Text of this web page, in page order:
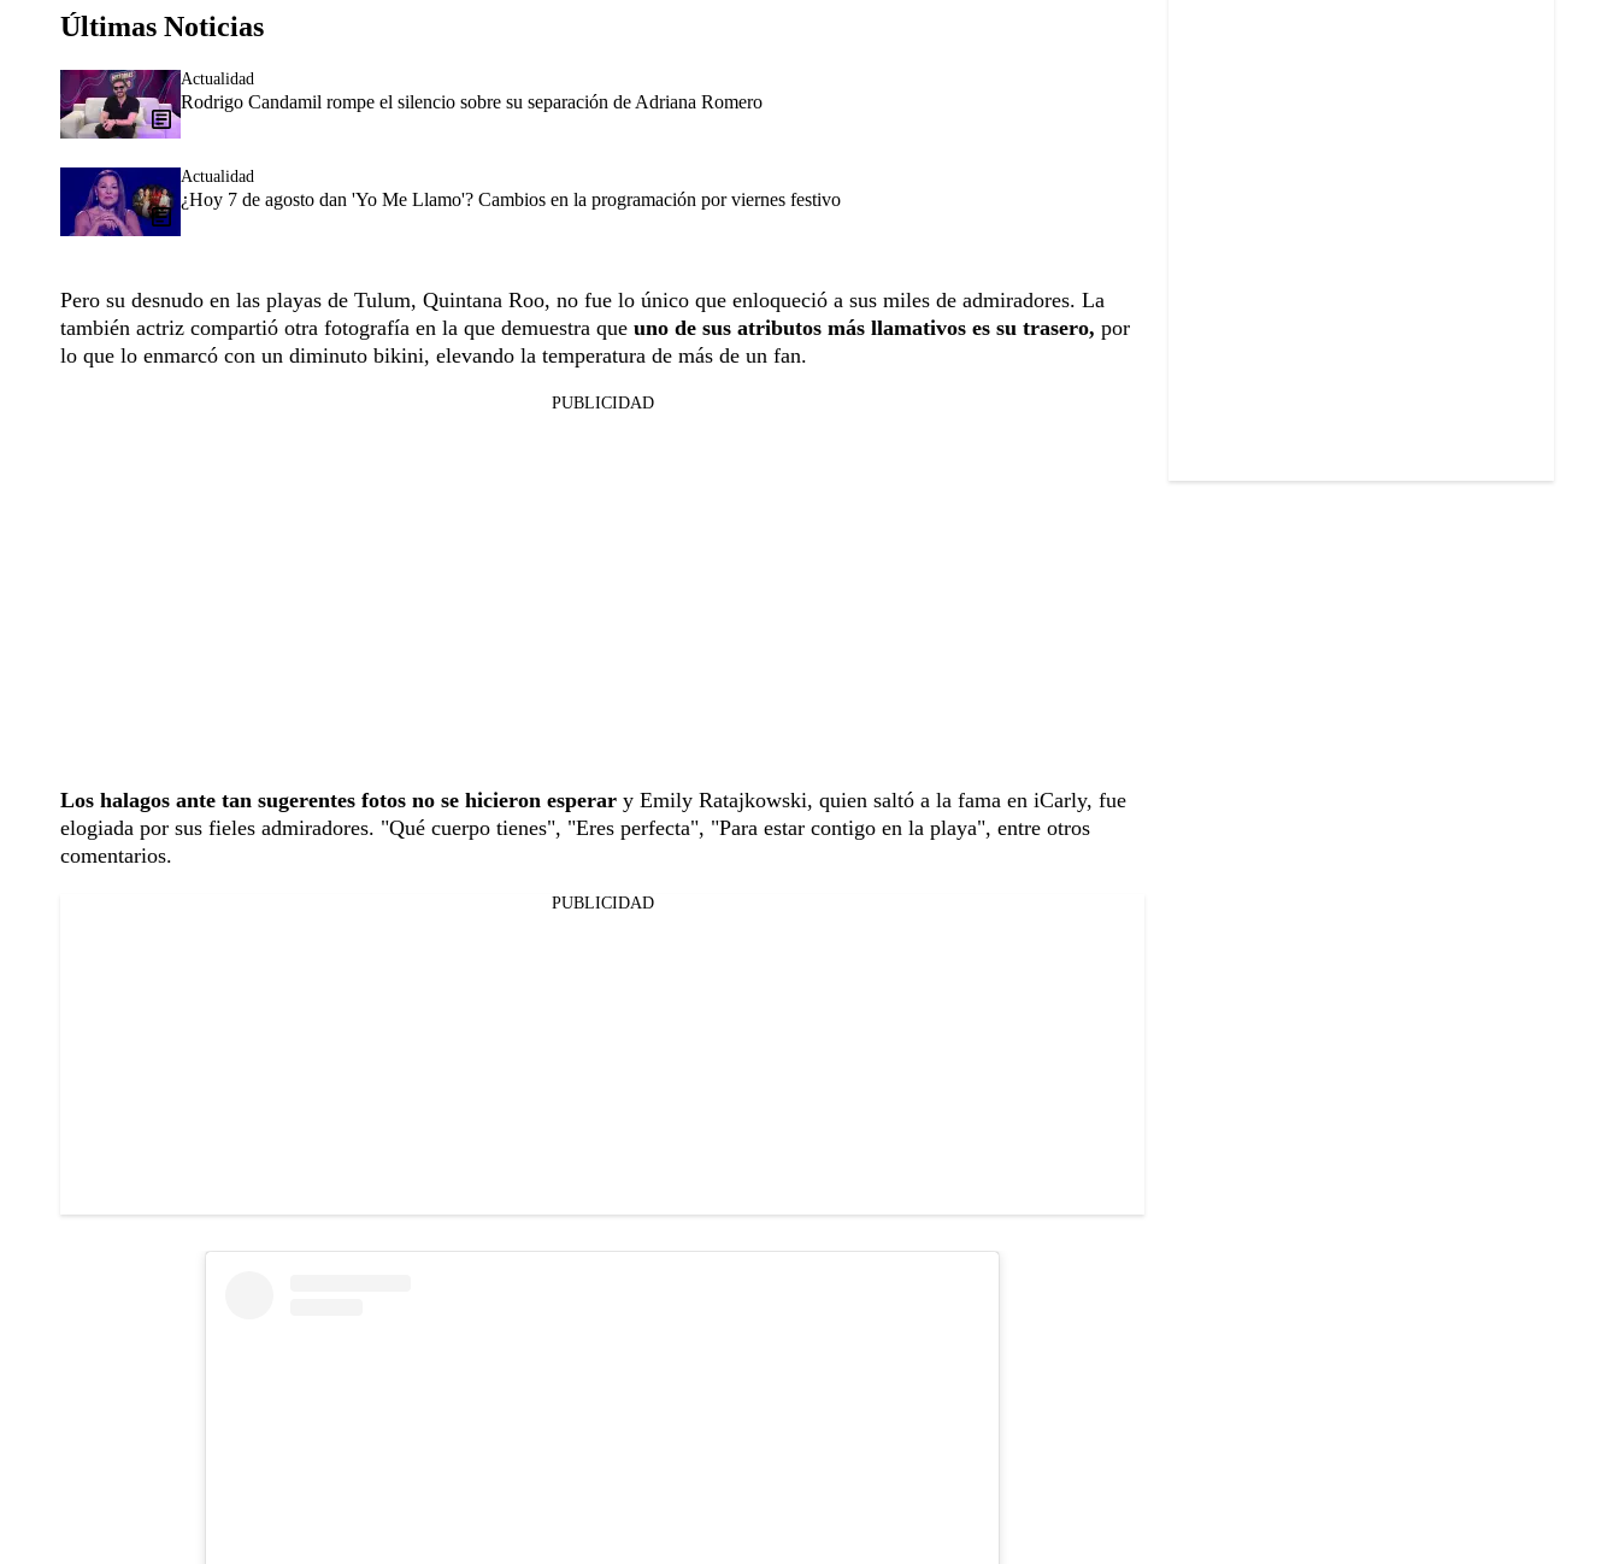
Últimas Noticias
Actualidad
Rodrigo Candamil rompe el silencio sobre su separación de Adriana Romero
Actualidad
¿Hoy 7 de agosto dan 'Yo Me Llamo'? Cambios en la programación por viernes festivo
Pero su desnudo en las playas de Tulum, Quintana Roo, no fue lo único que enloqueció a sus miles de admiradores. La
también actriz compartió otra fotografía en la que demuestra que uno de sus atributos más llamativos es su trasero, por
lo que lo enmarcó con un diminuto bikini, elevando la temperatura de más de un fan.
PUBLICIDAD
Los halagos ante tan sugerentes fotos no se hicieron esperar y Emily Ratajkowski, quien saltó a la fama en iCarly, fue
elogiada por sus fieles admiradores. "Qué cuerpo tienes", "Eres perfecta", "Para estar contigo en la playa", entre otros
comentarios.
PUBLICIDAD